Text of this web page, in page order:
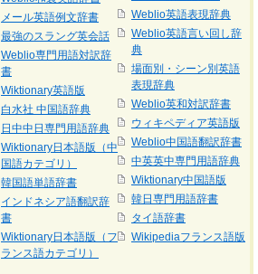
メール英語例文辞書
最強のスラング英会話
Weblio専門用語対訳辞
書
Wiktionary英語版
白水社 中国語辞典
日中中日専門用語辞典
Wiktionary日本語版（中
国語カテゴリ）
韓国語単語辞書
インドネシア語翻訳辞
書
Wiktionary日本語版（フ
ランス語カテゴリ）
Weblio英語表現辞典
Weblio英語言い回し辞
典
場面別・シーン別英語
表現辞典
Weblio英和対訳辞書
ウィキペディア英語版
Weblio中国語翻訳辞書
中英英中専門用語辞典
Wiktionary中国語版
韓日専門用語辞書
タイ語辞書
Wikipediaフランス語版